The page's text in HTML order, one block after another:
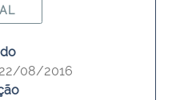
22/08/2016